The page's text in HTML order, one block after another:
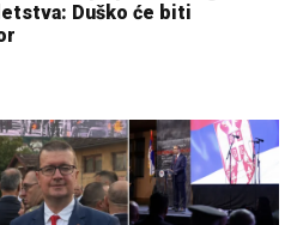
Duško će biti